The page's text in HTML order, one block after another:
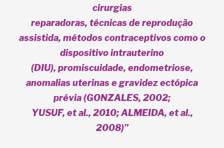
cirurgias
reparadoras, técnicas de reprodução
assistida, métodos contraceptivos como o
dispositivo intrauterino
(DIU), promiscuidade, endometriose,
anomalias uterinas e gravidez ectópica
prévia (GONZALES, 2002;
YUSUF, et al., 2010; ALMEIDA, et al.,
2008)”